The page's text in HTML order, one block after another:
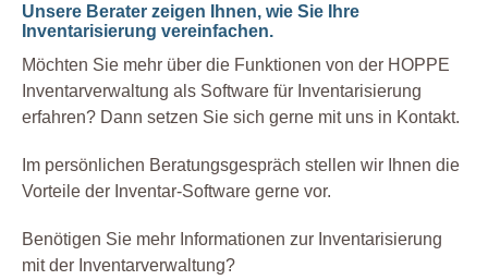
Unsere Berater zeigen Ihnen, wie Sie Ihre
Inventarisierung vereinfachen.
Möchten Sie mehr über die Funktionen von der HOPPE
Inventarverwaltung als Software für Inventarisierung
erfahren? Dann setzen Sie sich gerne mit uns in Kontakt.
Im persönlichen Beratungsgespräch stellen wir Ihnen die
Vorteile der Inventar-Software gerne vor.
Benötigen Sie mehr Informationen zur Inventarisierung
mit der Inventarverwaltung?